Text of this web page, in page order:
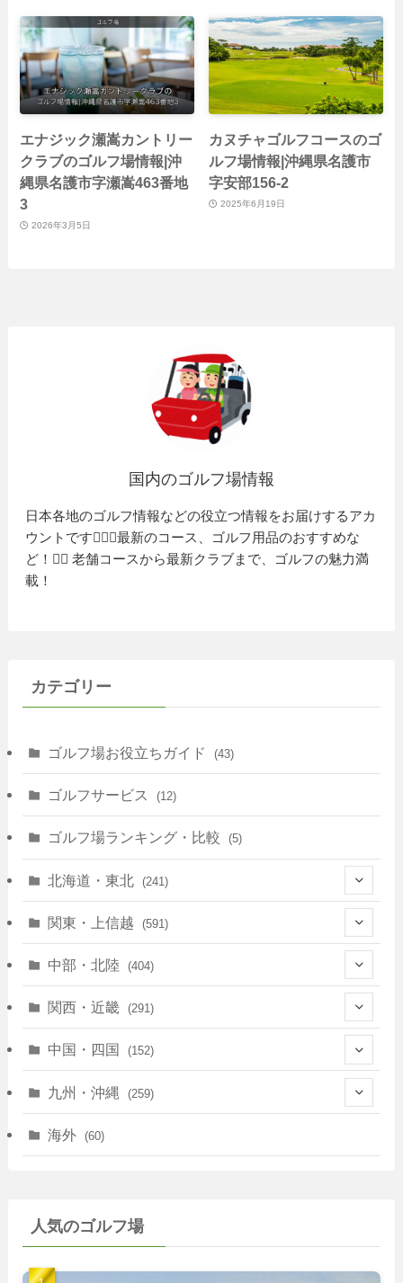
エナジック瀬嵩カントリー
クラブのゴルフ場情報|沖
縄県名護市字瀬嵩463番地
3
2026年3月5日
カヌチャゴルフコースのゴ
ルフ場情報|沖縄県名護市
字安部156-2
2025年6月19日
国内のゴルフ場情報
日本各地のゴルフ情報などの役立つ情報をお届けするアカ
ウントです🏌️‍♂️⛳️最新のコース、ゴルフ用品のおすすめな
ど！🏌️‍♀️ 老舗コースから最新クラブまで、ゴルフの魅力満
載！
カテゴリー
ゴルフ場お役立ちガイド (43)
ゴルフサービス (12)
ゴルフ場ランキング・比較 (5)
北海道・東北 (241)
(128)
(10)
(17)
(35)
(30)
関東・上信越 (591)
(146)
(40)
(114)
(72)
(14)
(103)
中部・北陸 (404)
(13)
(83)
(78)
(40)
(22)
関西・近畿 (291)
(39)
(25)
中国・四国 (152)
(7)
(39)
(40)
九州・沖縄 (259)
(28)
(22)
海外 (60)
人気のゴルフ場